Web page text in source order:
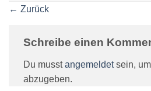
← Zurück
Schreibe einen
Du musstangemeldetsein,
abzugeben.